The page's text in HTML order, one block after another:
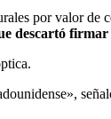
por valor
descartó